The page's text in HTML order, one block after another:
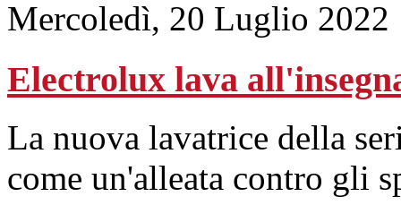
Mercoledì, 20 Luglio 2022
Electrolux lava
La nuova lavatrice della
come un'alleata contro gli